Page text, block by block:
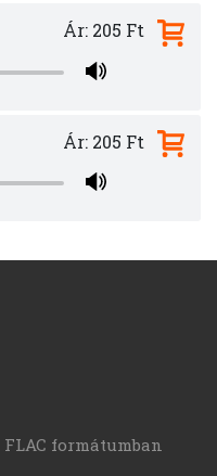
Ár: 205 Ft
Ár: 205 Ft
formátumban